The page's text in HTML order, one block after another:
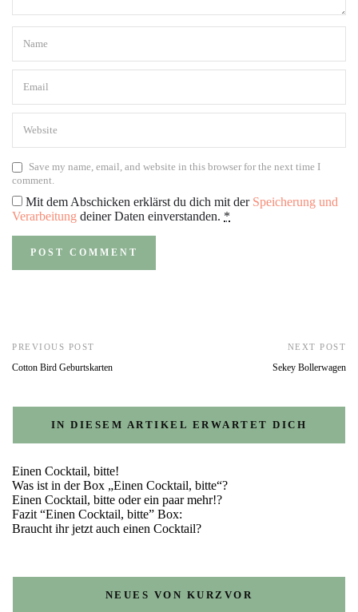
Save my name, email, and website in this browser for the next time I
comment.
Mit dem Abschicken erklärst du dich mit der Speicherung und
Verarbeitung deiner Daten einverstanden. *
PREVIOUS POST
Cotton Bird Geburtskarten
NEXT POST
Sekey Bollerwagen
IN DIESEM ARTIKEL ERWARTET DICH
Einen Cocktail, bitte!
Was ist in der Box „Einen Cocktail, bitte“?
Einen Cocktail, bitte oder ein paar mehr!?
Fazit “Einen Cocktail, bitte” Box:
Braucht ihr jetzt auch einen Cocktail?
NEUES VON KURZVOR